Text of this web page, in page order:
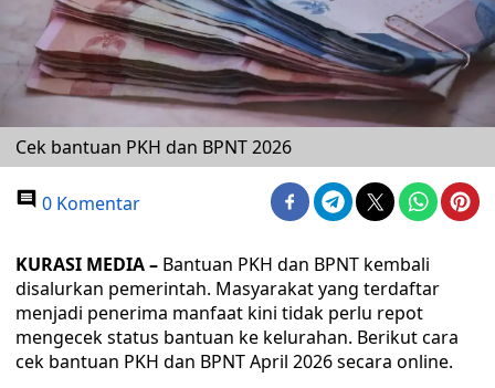
Cek bantuan PKH dan BPNT 2026
0 Komentar
KURASI MEDIA – Bantuan PKH dan BPNT kembali
disalurkan pemerintah. Masyarakat yang terdaftar
menjadi penerima manfaat kini tidak perlu repot
mengecek status bantuan ke kelurahan. Berikut cara
cek bantuan PKH dan BPNT April 2026 secara online.